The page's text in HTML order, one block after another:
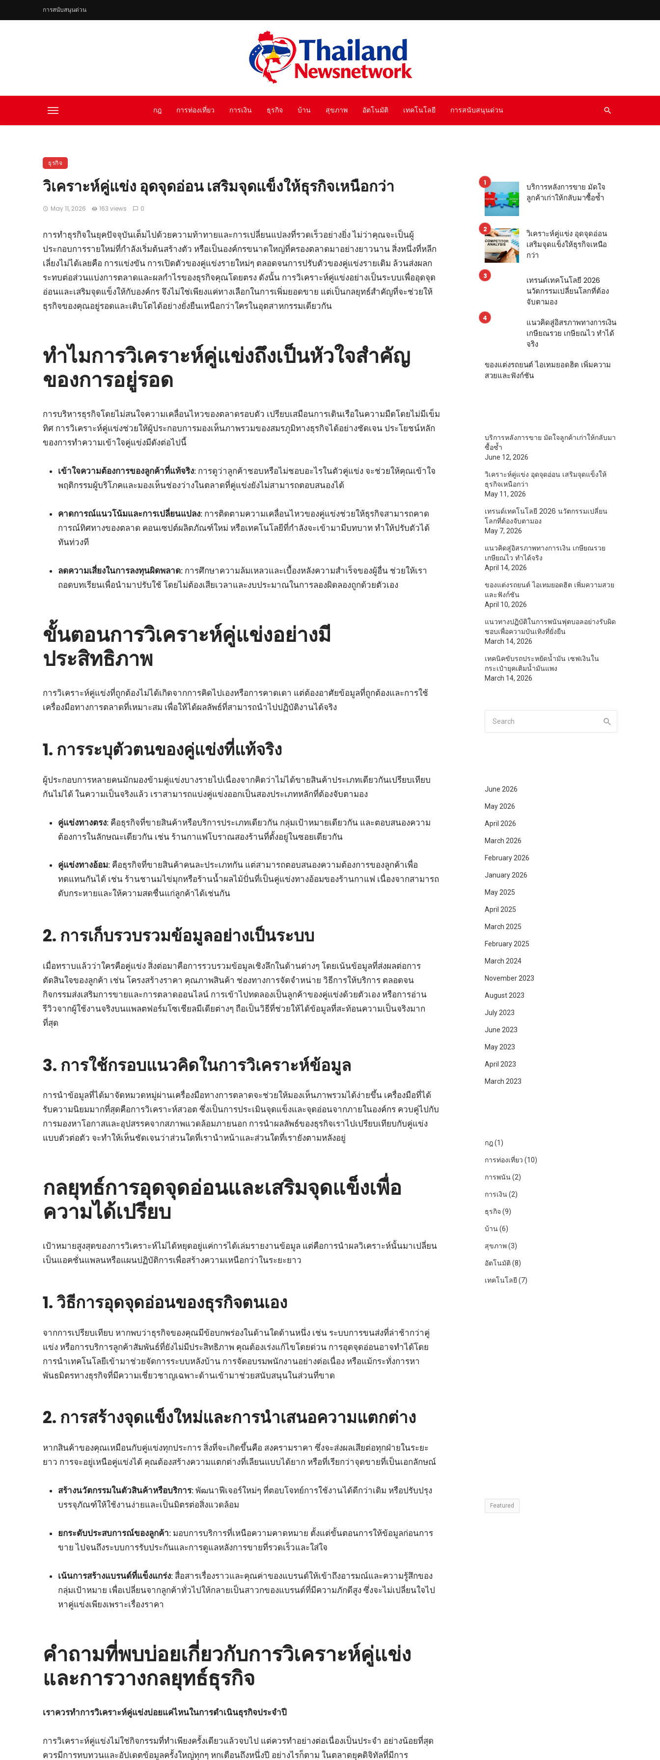
การสนับสนุนด่วน
กฎ การท่องเที่ยว การเงิน ธุรกิจ บ้าน สุขภาพ อัตโนมัติ เทคโนโลยี การสนับสนุนด่วน
ธุรกิจ
วิเคราะห์คู่แข่ง อุดจุดอ่อน เสริมจุดแข็งให้ธุรกิจเหนือกว่า
May 11, 2026 163 views 0
การทำธุรกิจในยุคปัจจุบันเต็มไปด้วยความท้าทายและการเปลี่ยนแปลงที่รวดเร็วอย่างยิ่ง ไม่ว่าคุณจะเป็นผู้
ประกอบการรายใหม่ที่กำลังเริ่มต้นสร้างตัว หรือเป็นองค์กรขนาดใหญ่ที่ครองตลาดมาอย่างยาวนาน สิ่งหนึ่งที่หลีก
เลี่ยงไม่ได้เลยคือ การแข่งขัน การเปิดตัวของคู่แข่งรายใหม่ๆ ตลอดจนการปรับตัวของคู่แข่งรายเดิม ล้วนส่งผลก
ระทบต่อส่วนแบ่งการตลาดและผลกำไรของธุรกิจคุณโดยตรง ดังนั้น การวิเคราะห์คู่แข่งอย่างเป็นระบบเพื่ออุดจุด
อ่อนและเสริมจุดแข็งให้กับองค์กร จึงไม่ใช่เพียงแค่ทางเลือกในการเพิ่มยอดขาย แต่เป็นกลยุทธ์สำคัญที่จะช่วยให้
ธุรกิจของคุณอยู่รอดและเติบโตได้อย่างยั่งยืนเหนือกว่าใครในอุตสาหกรรมเดียวกัน
ทำไมการวิเคราะห์คู่แข่งถึงเป็นหัวใจสำคัญ
ของการอยู่รอด
การบริหารธุรกิจโดยไม่สนใจความเคลื่อนไหวของตลาดรอบตัว เปรียบเสมือนการเดินเรือในความมืดโดยไม่มีเข็ม
ทิศ การวิเคราะห์คู่แข่งช่วยให้ผู้ประกอบการมองเห็นภาพรวมของสมรภูมิทางธุรกิจได้อย่างชัดเจน ประโยชน์หลัก
ของการทำความเข้าใจคู่แข่งมีดังต่อไปนี้
เข้าใจความต้องการของลูกค้าที่แท้จริง:การดูว่าลูกค้าชอบหรือไม่ชอบอะไรในตัวคู่แข่ง จะช่วยให้คุณเข้าใจ
พฤติกรรมผู้บริโภคและมองเห็นช่องว่างในตลาดที่คู่แข่งยังไม่สามารถตอบสนองได้
คาดการณ์แนวโน้มและการเปลี่ยนแปลง:การติดตามความเคลื่อนไหวของคู่แข่งช่วยให้ธุรกิจสามารถคาด
การณ์ทิศทางของตลาด คอนเซปต์ผลิตภัณฑ์ใหม่ หรือเทคโนโลยีที่กำลังจะเข้ามามีบทบาท ทำให้ปรับตัวได้
ทันท่วงที
ลดความเสี่ยงในการลงทุนผิดพลาด:การศึกษาความล้มเหลวและเบื้องหลังความสำเร็จของผู้อื่น ช่วยให้เรา
ถอดบทเรียนเพื่อนำมาปรับใช้ โดยไม่ต้องเสียเวลาและงบประมาณในการลองผิดลองถูกด้วยตัวเอง
ขั้นตอนการวิเคราะห์คู่แข่งอย่างมี
ประสิทธิภาพ
การวิเคราะห์คู่แข่งที่ถูกต้องไม่ได้เกิดจากการคิดไปเองหรือการคาดเดา แต่ต้องอาศัยข้อมูลที่ถูกต้องและการใช้
เครื่องมือทางการตลาดที่เหมาะสม เพื่อให้ได้ผลลัพธ์ที่สามารถนำไปปฏิบัติงานได้จริง
1. การระบุตัวตนของคู่แข่งที่แท้จริง
ผู้ประกอบการหลายคนมักมองข้ามคู่แข่งบางรายไปเนื่องจากคิดว่าไม่ได้ขายสินค้าประเภทเดียวกันเปรียบเทียบ
กันไม่ได้ ในความเป็นจริงแล้ว เราสามารถแบ่งคู่แข่งออกเป็นสองประเภทหลักที่ต้องจับตามอง
คู่แข่งทางตรง:คือธุรกิจที่ขายสินค้าหรือบริการประเภทเดียวกัน กลุ่มเป้าหมายเดียวกัน และตอบสนองความ
ต้องการในลักษณะเดียวกัน เช่น ร้านกาแฟโบราณสองร้านที่ตั้งอยู่ในซอยเดียวกัน
คู่แข่งทางอ้อม:คือธุรกิจที่ขายสินค้าคนละประเภทกัน แต่สามารถตอบสนองความต้องการของลูกค้าเพื่อ
ทดแทนกันได้ เช่น ร้านชานมไข่มุกหรือร้านน้ำผลไม้ปั่นที่เป็นคู่แข่งทางอ้อมของร้านกาแฟ เนื่องจากสามารถ
ดับกระหายและให้ความสดชื่นแก่ลูกค้าได้เช่นกัน
2. การเก็บรวบรวมข้อมูลอย่างเป็นระบบ
เมื่อทราบแล้วว่าใครคือคู่แข่ง สิ่งต่อมาคือการรวบรวมข้อมูลเชิงลึกในด้านต่างๆ โดยเน้นข้อมูลที่ส่งผลต่อการ
ตัดสินใจของลูกค้า เช่น โครงสร้างราคา คุณภาพสินค้า ช่องทางการจัดจำหน่าย วิธีการให้บริการ ตลอดจน
กิจกรรมส่งเสริมการขายและการตลาดออนไลน์ การเข้าไปทดลองเป็นลูกค้าของคู่แข่งด้วยตัวเอง หรือการอ่าน
รีวิวจากผู้ใช้งานจริงบนแพลตฟอร์มโซเชียลมีเดียต่างๆ ถือเป็นวิธีที่ช่วยให้ได้ข้อมูลที่สะท้อนความเป็นจริงมาก
ที่สุด
3. การใช้กรอบแนวคิดในการวิเคราะห์ข้อมูล
การนำข้อมูลที่ได้มาจัดหมวดหมู่ผ่านเครื่องมือทางการตลาดจะช่วยให้มองเห็นภาพรวมได้ง่ายขึ้น เครื่องมือที่ได้
รับความนิยมมากที่สุดคือการวิเคราะห์สวอต ซึ่งเป็นการประเมินจุดแข็งและจุดอ่อนจากภายในองค์กร ควบคู่ไปกับ
การมองหาโอกาสและอุปสรรคจากสภาพแวดล้อมภายนอก การนำผลลัพธ์ของธุรกิจเราไปเปรียบเทียบกับคู่แข่ง
แบบตัวต่อตัว จะทำให้เห็นชัดเจนว่าส่วนใดที่เรานำหน้าและส่วนใดที่เรายังตามหลังอยู่
กลยุทธ์การอุดจุดอ่อนและเสริมจุดแข็งเพื่อ
ความได้เปรียบ
เป้าหมายสูงสุดของการวิเคราะห์ไม่ได้หยุดอยู่แค่การได้เล่มรายงานข้อมูล แต่คือการนำผลวิเคราะห์นั้นมาเปลี่ยน
เป็นแอคชั่นแพลนหรือแผนปฏิบัติการเพื่อสร้างความเหนือกว่าในระยะยาว
1. วิธีการอุดจุดอ่อนของธุรกิจตนเอง
จากการเปรียบเทียบ หากพบว่าธุรกิจของคุณมีข้อบกพร่องในด้านใดด้านหนึ่ง เช่น ระบบการขนส่งที่ล่าช้ากว่าคู่
แข่ง หรือการบริการลูกค้าสัมพันธ์ที่ยังไม่มีประสิทธิภาพ คุณต้องเร่งแก้ไขโดยด่วน การอุดจุดอ่อนอาจทำได้โดย
การนำเทคโนโลยีเข้ามาช่วยจัดการระบบหลังบ้าน การจัดอบรมพนักงานอย่างต่อเนื่อง หรือแม้กระทั่งการหา
พันธมิตรทางธุรกิจที่มีความเชี่ยวชาญเฉพาะด้านเข้ามาช่วยสนับสนุนในส่วนที่ขาด
2. การสร้างจุดแข็งใหม่และการนำเสนอความแตกต่าง
หากสินค้าของคุณเหมือนกับคู่แข่งทุกประการ สิ่งที่จะเกิดขึ้นคือ สงครามราคา ซึ่งจะส่งผลเสียต่อทุกฝ่ายในระยะ
ยาว การจะอยู่เหนือคู่แข่งได้ คุณต้องสร้างความแตกต่างที่เลียนแบบได้ยาก หรือที่เรียกว่าจุดขายที่เป็นเอกลักษณ์
สร้างนวัตกรรมในตัวสินค้าหรือบริการ:พัฒนาฟีเจอร์ใหม่ๆ ที่ตอบโจทย์การใช้งานได้ดีกว่าเดิม หรือปรับปรุง
บรรจุภัณฑ์ให้ใช้งานง่ายและเป็นมิตรต่อสิ่งแวดล้อม
ยกระดับประสบการณ์ของลูกค้า:มอบการบริการที่เหนือความคาดหมาย ตั้งแต่ขั้นตอนการให้ข้อมูลก่อนการ
ขาย ไปจนถึงระบบการรับประกันและการดูแลหลังการขายที่รวดเร็วและใส่ใจ
เน้นการสร้างแบรนด์ที่แข็งแกร่ง:สื่อสารเรื่องราวและคุณค่าของแบรนด์ให้เข้าถึงอารมณ์และความรู้สึกของ
กลุ่มเป้าหมาย เพื่อเปลี่ยนจากลูกค้าทั่วไปให้กลายเป็นสาวกของแบรนด์ที่มีความภักดีสูง ซึ่งจะไม่เปลี่ยนใจไป
หาคู่แข่งเพียงเพราะเรื่องราคา
คำถามที่พบบ่อยเกี่ยวกับการวิเคราะห์คู่แข่ง
และการวางกลยุทธ์ธุรกิจ
เราควรทำการวิเคราะห์คู่แข่งบ่อยแค่ไหนในการดำเนินธุรกิจประจำปี
การวิเคราะห์คู่แข่งไม่ใช่กิจกรรมที่ทำเพียงครั้งเดียวแล้วจบไป แต่ควรทำอย่างต่อเนื่องเป็นประจำ อย่างน้อยที่สุด
ควรมีการทบทวนและอัปเดตข้อมูลครั้งใหญ่ทุกๆ หกเดือนถึงหนึ่งปี อย่างไรก็ตาม ในตลาดยุคดิจิทัลที่มีการ
บริการหลังการขาย มัดใจ
ลูกค้าเก่าให้กลับมาซื้อซ้ำ
วิเคราะห์คู่แข่ง อุดจุดอ่อน
เสริมจุดแข็งให้ธุรกิจเหนือ
กว่า
เทรนด์เทคโนโลยี 2026
นวัตกรรมเปลี่ยนโลกที่ต้อง
จับตามอง
แนวคิดสู่อิสรภาพทางการเงิน
เกษียณรวย เกษียณไว ทำได้
จริง
ของแต่งรถยนต์ ไอเทมยอดฮิต เพิ่มความ
สวยและฟังก์ชัน
บริการหลังการขาย มัดใจลูกค้าเก่าให้กลับมา
ซื้อซ้ำ
June 12, 2026
วิเคราะห์คู่แข่ง อุดจุดอ่อน เสริมจุดแข็งให้
ธุรกิจเหนือกว่า
May 11, 2026
เทรนด์เทคโนโลยี 2026 นวัตกรรมเปลี่ยน
โลกที่ต้องจับตามอง
May 7, 2026
แนวคิดสู่อิสรภาพทางการเงิน เกษียณรวย
เกษียณไว ทำได้จริง
April 14, 2026
ของแต่งรถยนต์ ไอเทมยอดฮิต เพิ่มความสวย
และฟังก์ชัน
April 10, 2026
แนวทางปฏิบัติในการพนันฟุตบอลอย่างรับผิด
ชอบเพื่อความบันเทิงที่ยั่งยืน
March 14, 2026
เทคนิคขับรถประหยัดน้ำมัน เซฟเงินใน
กระเป๋ายุคเติมน้ำมันแพง
March 14, 2026
June 2026
May 2026
April 2026
March 2026
February 2026
January 2026
May 2025
April 2025
March 2025
February 2025
March 2024
November 2023
August 2023
July 2023
June 2023
May 2023
April 2023
March 2023
กฎ(1)
การท่องเที่ยว (10)
การพนัน(2)
การเงิน(2)
ธุรกิจ (9)
บ้าน(6)
สุขภาพ(3)
อัตโนมัติ (8)
เทคโนโลยี (7)
Featured